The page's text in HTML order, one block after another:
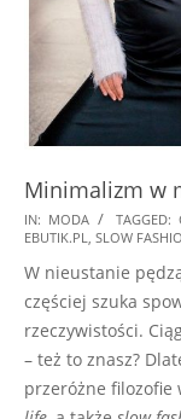
Minimalizm w
2025-
11-
17
IN: MODA TAGGED:
EBUTIK.PL, SLOW
W nieustanie
częściej szuka
rzeczywistości.
– też to znasz?
przeróżne filozofie